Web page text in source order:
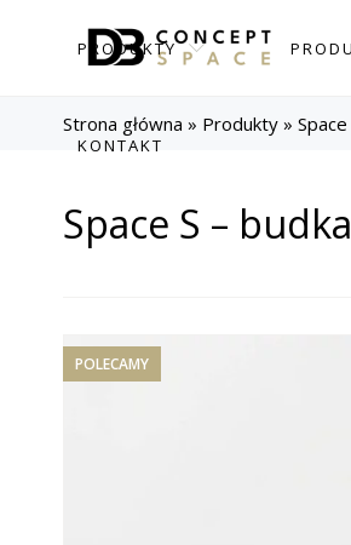
PRODUKTY
KONTAKT
Strona główna » Produkty »
Space S –
POLECAMY